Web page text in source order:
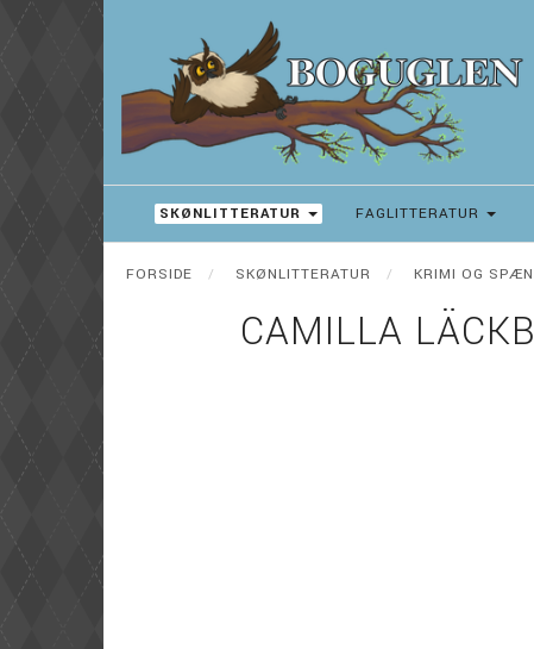
SKØNLITTERATUR FAGLITTERATUR
FORSIDE SKØNLITTERATUR KRIMI OG
CAMILLA